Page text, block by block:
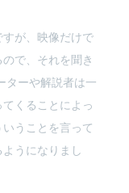
が、映像だけで
で、それを聞き
ターや解説者は一
くることによっ
うことを言って
うになりまし